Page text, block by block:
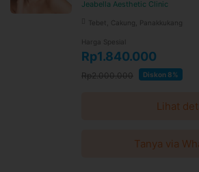
Jeabella Aesthetic Clinic
Tebet, Cakung, Panakkukang
Harga Spesial
Rp1.840.000
Rp2.000.000 Diskon 8%
Lihat
Tanya via